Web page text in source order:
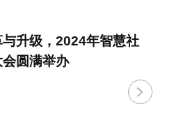
升级，2024年智慧社
圆满举办
